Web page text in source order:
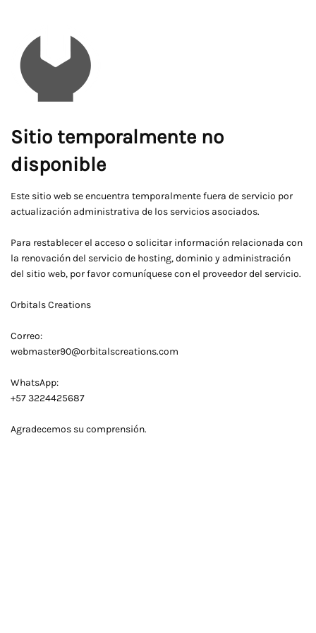
Sitio temporalmente no
disponible
Este sitio web se encuentra temporalmente fuera de servicio por
actualización administrativa de los servicios asociados.
Para restablecer el acceso o solicitar información relacionada con
la renovación del servicio de hosting, dominio y administración
del sitio web, por favor comuníquese con el proveedor del servicio.
Orbitals Creations
Correo:
webmaster90@orbitalscreations.com
WhatsApp:
+57 3224425687
Agradecemos su comprensión.